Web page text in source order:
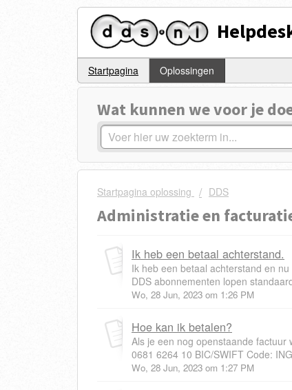
Startpagina Oplossingen
Wat kunnen we voor je
Startpagina oplossing DDS
Administratie en
Ik heb een betaal achterstand.
Ik heb een betaal achterstand en
DDS abonnementen lopen
Wo, 28 Jun, 2023 om 1:26 PM
Hoe kan ik betalen?
Als je een nog openstaande
0681 6264 10 BIC/SWIFT Code:
Wo, 28 Jun, 2023 om 1:27 PM